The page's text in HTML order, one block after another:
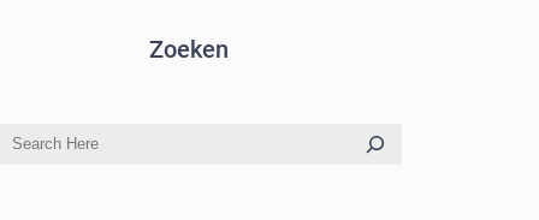
Zoeken